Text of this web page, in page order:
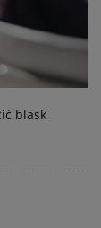
blask